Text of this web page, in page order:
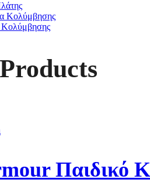
Κολύμβησης
Κολύμβησης
Παιδικό